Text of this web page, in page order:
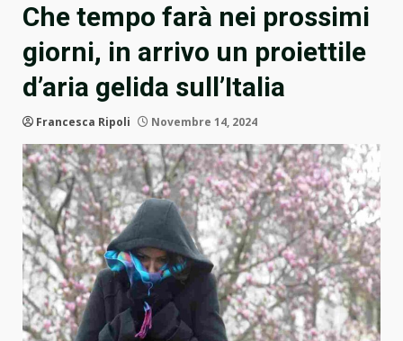
Che tempo farà nei prossimi
giorni, in arrivo un proiettile
d’aria gelida sull’Italia
Francesca Ripoli Novembre 14, 2024